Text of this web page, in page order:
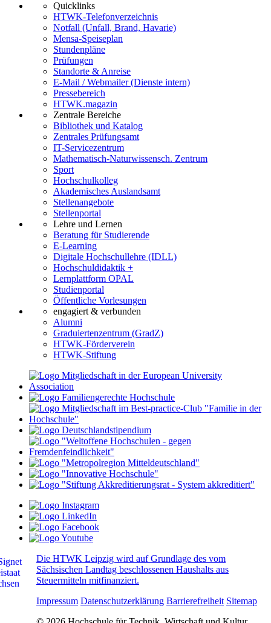
Quicklinks
HTWK-Telefonverzeichnis
Notfall (Unfall, Brand, Havarie)
Mensa-Speiseplan
Stundenpläne
Prüfungen
Standorte & Anreise
E-Mail / Webmailer (Dienste intern)
Pressebereich
HTWK.magazin
Zentrale Bereiche
Bibliothek und Katalog
Zentrales Prüfungsamt
IT-Servicezentrum
Mathematisch-Naturwissensch. Zentrum
Sport
Hochschulkolleg
Akademisches Auslandsamt
Stellenangebote
Stellenportal
Lehre und Lernen
Beratung für Studierende
E-Learning
Digitale Hochschullehre (IDLL)
Hochschuldidaktik +
Lernplattform OPAL
Studienportal
Öffentliche Vorlesungen
engagiert & verbunden
Alumni
Graduiertenzentrum (GradZ)
HTWK-Förderverein
HTWK-Stiftung
Die HTWK Leipzig wird auf Grundlage des vom
Sächsischen Landtag beschlossenen Haushalts aus
Steuermitteln mitfinanziert.
Impressum Datenschutzerklärung Barrierefreiheit Sitemap